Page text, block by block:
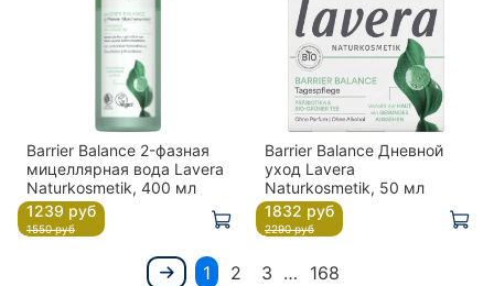
Barrier Balance 2-фазная
мицеллярная вода Lavera
Naturkosmetik, 400 мл
1239 руб
1550 руб
Barrier Balance Дневной
уход Lavera
Naturkosmetik, 50 мл
1832 руб
2290 руб
1 2 3 … 168